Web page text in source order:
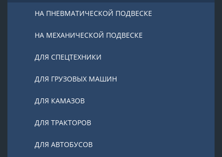
НА ПНЕВМАТИЧЕСКОЙ ПОДВЕСКЕ
НА МЕХАНИЧЕСКОЙ ПОДВЕСКЕ
ДЛЯ СПЕЦТЕХНИКИ
ДЛЯ ГРУЗОВЫХ МАШИН
ДЛЯ КАМАЗОВ
ДЛЯ ТРАКТОРОВ
ДЛЯ АВТОБУСОВ